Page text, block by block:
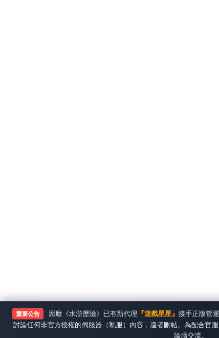
重要公告 因應《水滸歷險》已有新代理 『遊戲星星』 接手正版營
討論任何非官方授權的伺服器（私服）內容，違者刪帖。為配合官
論壇交流。